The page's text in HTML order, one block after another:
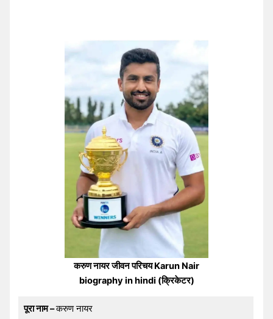
करुण नायर जीवन परिचय Karun Nair
biography in hindi (क्रिकेटर)
पूरा नाम –करुण नायर